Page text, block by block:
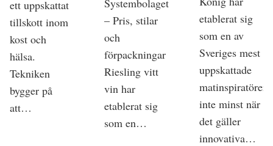
ett uppskattat
tillskott inom
kost och
hälsa.
Tekniken
bygger på
att…
Systembolaget
– Pris, stilar
och
förpackningar
Riesling vitt
vin har
etablerat sig
som en…
etablerat sig
som en av
Sveriges mest
uppskattade
matinspiratörer,
inte minst när
det gäller
innovativa…